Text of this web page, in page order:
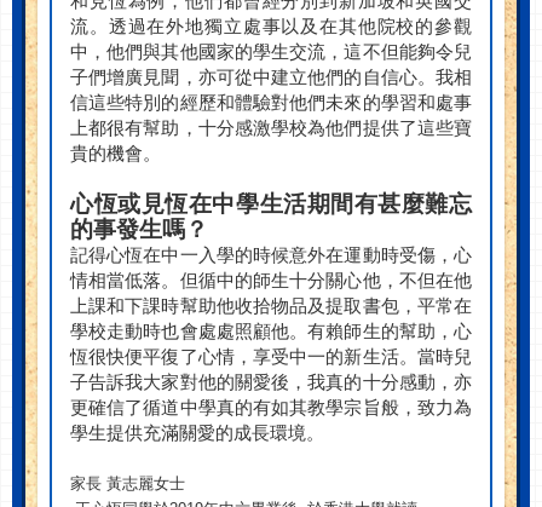
流。透過在外地獨立處事以及在其他院校的參觀
中，他們與其他國家的學生交流，這不但能夠令兒
子們增廣見聞，亦可從中建立他們的自信心。我相
信這些特別的經歷和體驗對他們未來的學習和處事
上都很有幫助，十分感激學校為他們提供了這些寶
貴的機會。
心恆或見恆在中學生活期間有甚麼難忘
的事發生嗎？
記得心恆在中一入學的時候意外在運動時受傷，心
情相當低落。但循中的師生十分關心他，不但在他
上課和下課時幫助他收拾物品及提取書包，平常在
學校走動時也會處處照顧他。有賴師生的幫助，心
恆很快便平復了心情，享受中一的新生活。當時兒
子告訴我大家對他的關愛後，我真的十分感動，亦
更確信了循道中學真的有如其教學宗旨般，致力為
學生提供充滿關愛的成長環境。
家長 黃志麗女士